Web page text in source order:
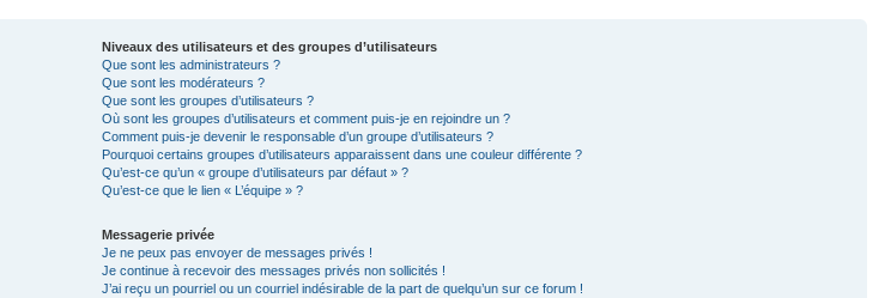
Niveaux des utilisateurs et des groupes d’utilisateurs
Que sont les administrateurs ?
Que sont les modérateurs ?
Que sont les groupes d’utilisateurs ?
Où sont les groupes d’utilisateurs et comment puis-je en rejoindre un ?
Comment puis-je devenir le responsable d’un groupe d’utilisateurs ?
Pourquoi certains groupes d’utilisateurs apparaissent dans une couleur différente ?
Qu’est-ce qu’un « groupe d’utilisateurs par défaut » ?
Qu’est-ce que le lien « L’équipe » ?
Messagerie privée
Je ne peux pas envoyer de messages privés !
Je continue à recevoir des messages privés non sollicités !
J’ai reçu un pourriel ou un courriel indésirable de la part de quelqu’un sur ce forum !